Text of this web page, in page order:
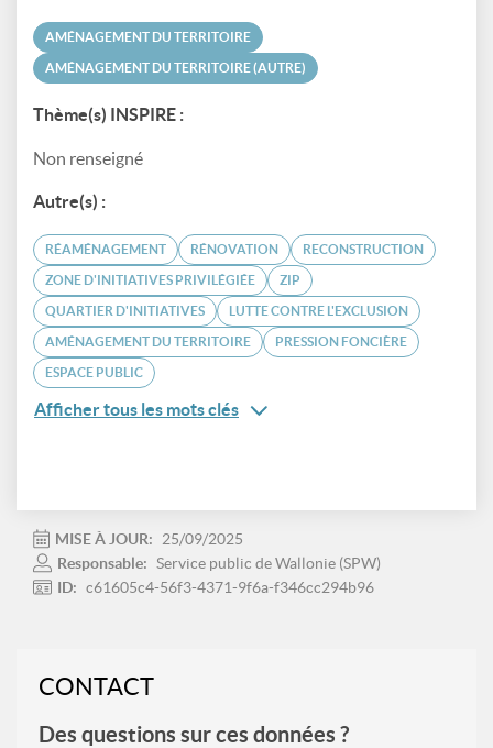
AMÉNAGEMENT DU TERRITOIRE
AMÉNAGEMENT DU TERRITOIRE (AUTRE)
Thème(s) INSPIRE :
Non renseigné
Autre(s) :
RÉAMÉNAGEMENT RÉNOVATION RECONSTRUCTION
ZONE D'INITIATIVES PRIVILÉGIÉE ZIP
QUARTIER D'INITIATIVES LUTTE CONTRE L'EXCLUSION
AMÉNAGEMENT DU TERRITOIRE PRESSION FONCIÈRE
ESPACE PUBLIC
Afficher tous les mots clés
MISE À JOUR:
25/09/2025
Responsable: Service public de Wallonie (SPW)
ID: c61605c4-56f3-4371-9f6a-f346cc294b96
CONTACT
Des questions sur ces données ?